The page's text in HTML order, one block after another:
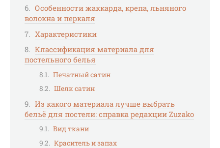
Особенности жаккарда, крепа, льняного
волокна и перкаля
Характеристики
Классификация материала для
постельного белья
Печатный сатин
Шелк сатин
Из какого материала лучше выбрать
бельё для постели: справка редакции Zuzako
Вид ткани
Краситель и запах